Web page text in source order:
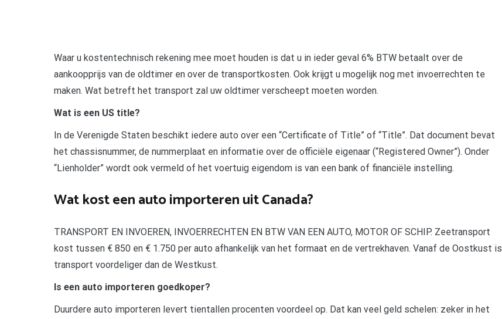
Waar u kostentechnisch rekening mee moet houden is dat u in ieder geval 6% BTW betaalt over de
aankoopprijs van de oldtimer en over de transportkosten. Ook krijgt u mogelijk nog met invoerrechten te
maken. Wat betreft het transport zal uw oldtimer verscheept moeten worden.
Wat is een US title?
In de Verenigde Staten beschikt iedere auto over een “Certificate of Title” of “Title”. Dat document bevat
het chassisnummer, de nummerplaat en informatie over de officiële eigenaar (“Registered Owner”). Onder
“Lienholder” wordt ook vermeld of het voertuig eigendom is van een bank of financiële instelling.
Wat kost een auto importeren uit Canada?
TRANSPORT EN INVOEREN, INVOERRECHTEN EN BTW VAN EEN AUTO, MOTOR OF SCHIP. Zeetransport
kost tussen € 850 en € 1.750 per auto afhankelijk van het formaat en de vertrekhaven. Vanaf de Oostkust is
transport voordeliger dan de Westkust.
Is een auto importeren goedkoper?
Duurdere auto importeren levert tientallen procenten voordeel op. Dat kan veel geld schelen: zeker in het